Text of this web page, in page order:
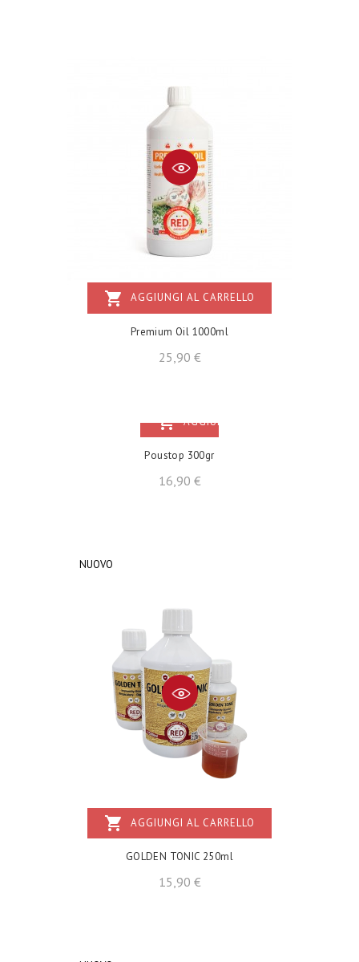
shopping_cart AGGIUNGI AL CARRELLO
Premium Oil 1000ml
25,90 €Prezzo
shopping_cart AGGIUNGI AL CARRELLO
Poustop 300gr
16,90 €Prezzo
NUOVO
shopping_cart AGGIUNGI AL CARRELLO
GOLDEN TONIC 250ml
15,90 €Prezzo